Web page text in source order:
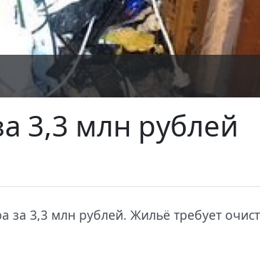
3,3 млн рублей
за 3,3 млн рублей. Жильё требует